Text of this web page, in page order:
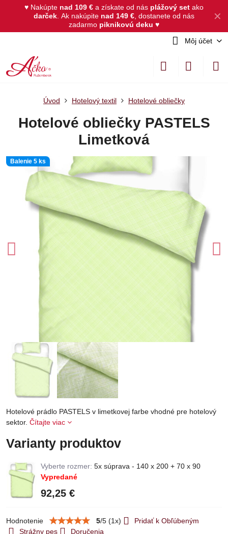
✕
♥ Nakúpte nad 109 € a získate od nás plážový set ako
darček Ak nakúpite nad 149 € , dostanete od nás
zadarmo piknikovú deku ♥
Môj účet
Balenie 5 ks
Úvod Hotelový textil Hotelové obliečky
Hotelové obliečky PASTELS
Limetková
Hotelové prádlo PASTELS v limetkovej farbe vhodné pre hotelový
sektor. Čítajte viac
Varianty produktov
Vyberte rozmer: 5x súprava - 140 x 200 + 70 x 90
Vypredané
92,25 €
Hodnotenie 5/5 (1x)
Pridať k Obľúbeným
Strážny pes
Doručenia